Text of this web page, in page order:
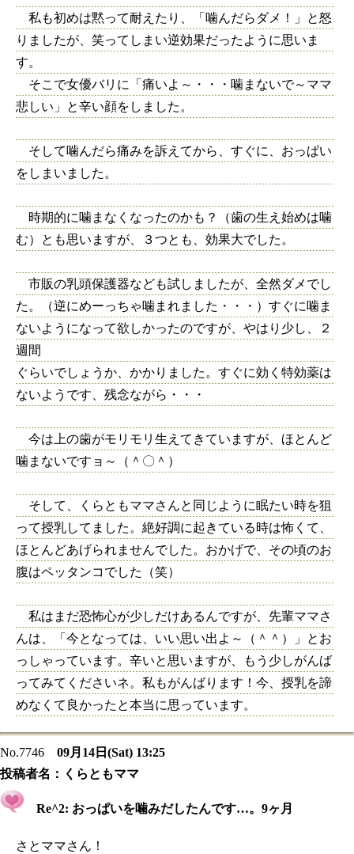
私も初めは黙って耐えたり、「噛んだらダメ！」と怒
りましたが、笑ってしまい逆効果だったように思いま
す。
そこで女優バリに「痛いよ～・・・噛まないで～ママ
悲しい」と辛い顔をしました。
そして噛んだら痛みを訴えてから、すぐに、おっぱい
をしまいました。
時期的に噛まなくなったのかも？（歯の生え始めは噛
む）とも思いますが、３つとも、効果大でした。
市販の乳頭保護器なども試しましたが、全然ダメでし
た。（逆にめーっちゃ噛まれました・・・）すぐに噛ま
ないようになって欲しかったのですが、やはり少し、２
週間
ぐらいでしょうか、かかりました。すぐに効く特効薬は
ないようです、残念ながら・・・
今は上の歯がモリモリ生えてきていますが、ほとんど
噛まないですョ～（＾〇＾）
そして、くらともママさんと同じように眠たい時を狙
って授乳してました。絶好調に起きている時は怖くて、
ほとんどあげられませんでした。おかげで、その頃のお
腹はペッタンコでした（笑）
私はまだ恐怖心が少しだけあるんですが、先輩ママさ
んは、「今となっては、いい思い出よ～（＾＾）」とお
っしゃっています。辛いと思いますが、もう少しがんば
ってみてくださいネ。私もがんばります！今、授乳を諦
めなくて良かったと本当に思っています。
No.7746
09月14日(Sat) 13:25
投稿者名： くらともママ
Re^2: おっぱいを噛みだしたんです…。9ヶ月
さとママさん！